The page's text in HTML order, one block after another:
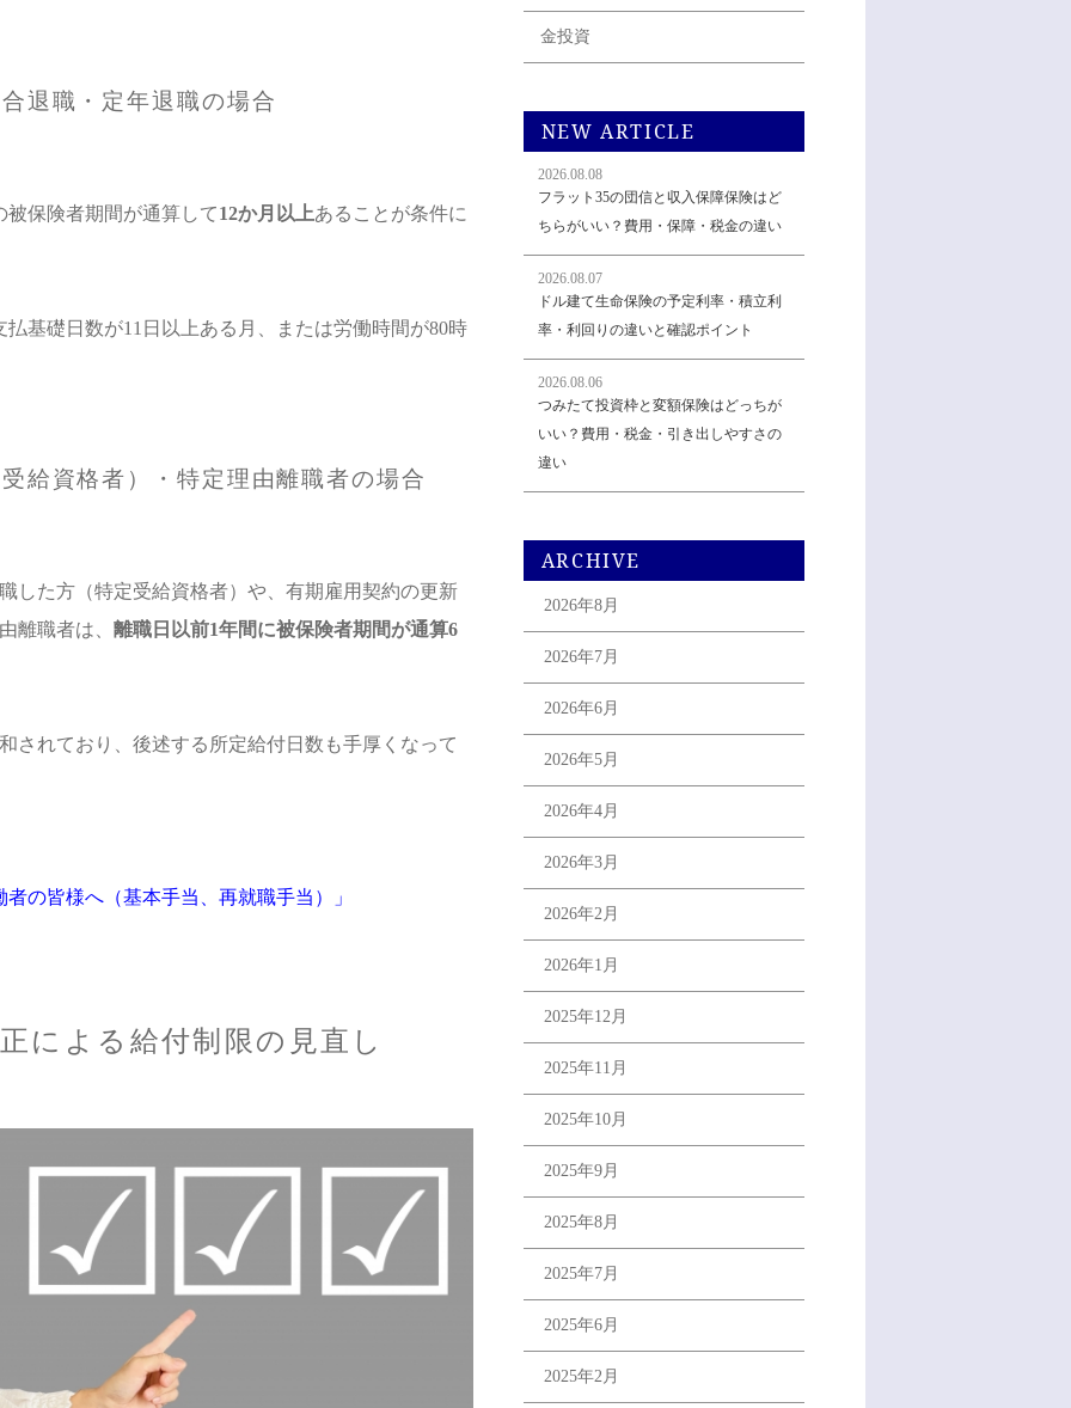
退職・定年退職の場合
保険者期間が通算して12か月以上あることが条件に
基礎日数が11日以上ある月、または労働時間が80時
給資格者）・特定理由離職者の場合
した方（特定受給資格者）や、有期雇用契約の更新
離職者は、離職日以前1年間に被保険者期間が通算6
されており、後述する所定給付日数も手厚くなって
の皆様へ（基本手当、再就職手当）」
による給付制限の見直し
金投資
NEW ARTICLE
2026.08.08
フラット35の団信と収入保障保険はど
ちらがいい？費用・保障・税金の違い
2026.08.07
ドル建て生命保険の予定利率・積立利
率・利回りの違いと確認ポイント
2026.08.06
つみたて投資枠と変額保険はどっちが
いい？費用・税金・引き出しやすさの
違い
ARCHIVE
2026年8月
2026年7月
2026年6月
2026年5月
2026年4月
2026年3月
2026年2月
2026年1月
2025年12月
2025年11月
2025年10月
2025年9月
2025年8月
2025年7月
2025年6月
2025年2月